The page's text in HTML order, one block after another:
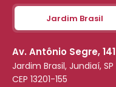
Jardim Brasil
Av. Antônio Segre, 141
Jardim Brasil, Jundiaí, SP
CEP 13201-155